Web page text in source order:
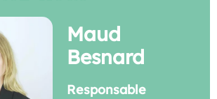
Maud
Besnard
Responsable